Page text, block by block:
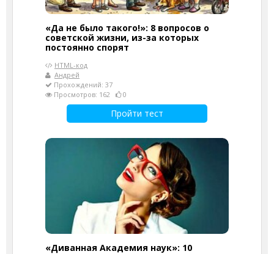
«Да не было такого!»: 8 вопросов о
советской жизни, из-за которых
постоянно спорят
HTML-код
Андрей
Прохождений: 37
Просмотров: 162
0
Пройти тест
«Диванная Академия наук»: 10